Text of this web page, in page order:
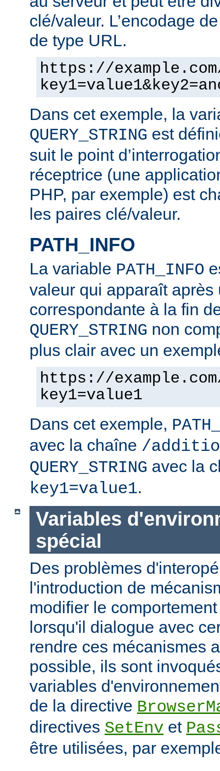
clé/valeur. L’encodage
de type URL.
https://
Dans cet exemple, la
QUERY_STRING est
suit le point
réceptrice (une
PHP, par exemple) est
les paires clé/valeur.
PATH_INFO
La variable PATH_INFO
valeur qui apparaît après
correspondante à la fin
QUERY_STRING non
plus clair avec un
https://
key1=value1
Dans cet exemple,
avec la chaîne /
QUERY_STRING avec la
key1=value1.
Variables
spécial
Des problèmes
l'introduction de
modifier le
lorsqu'il dialogue avec
rendre ces mécanismes
possible, ils sont
variables
de la directive
directives SetEnv et
être utilisées, par